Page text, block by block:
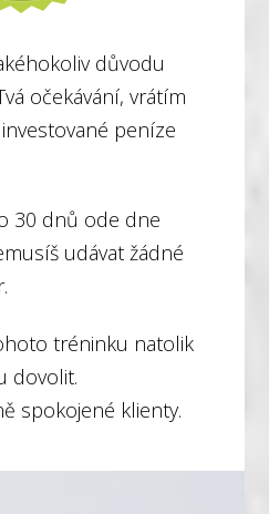
důvodu
očekávání, vrátím
peníze
30 dnů ode dne
udávat žádné
tréninku natolik
dovolit.
spokojené klienty.